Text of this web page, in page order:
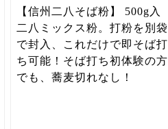
【信州二八そば粉】 500g入
二八ミックス粉。打粉を別袋
で封入、これだけで即そば打
ち可能！そば打ち初体験の方
でも、蕎麦切れなし！